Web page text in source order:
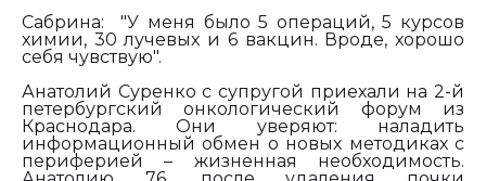
Сабрина:
"У меня было 5 операций, 5 курсов
химии, 30 лучевых и 6 вакцин. Вроде, хорошо
себя чувствую".
Анатолий Суренко с супругой приехали на 2-й
петербургский онкологический форум из
Краснодара. Они уверяют: наладить
информационный обмен о новых методиках с
периферией – жизненная необходимость.